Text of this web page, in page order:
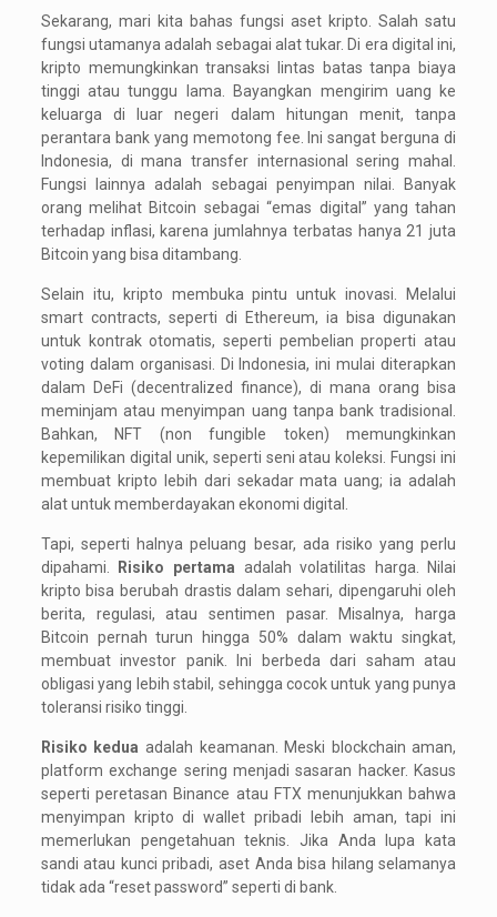
Sekarang, mari kita bahas fungsi aset kripto. Salah satu
fungsi utamanya adalah sebagai alat tukar. Di era digital ini,
kripto memungkinkan transaksi lintas batas tanpa biaya
tinggi atau tunggu lama. Bayangkan mengirim uang ke
keluarga di luar negeri dalam hitungan menit, tanpa
perantara bank yang memotong fee. Ini sangat berguna di
Indonesia, di mana transfer internasional sering mahal.
Fungsi lainnya adalah sebagai penyimpan nilai. Banyak
orang melihat Bitcoin sebagai “emas digital” yang tahan
terhadap inflasi, karena jumlahnya terbatas hanya 21 juta
Bitcoin yang bisa ditambang.
Selain itu, kripto membuka pintu untuk inovasi. Melalui
smart contracts, seperti di Ethereum, ia bisa digunakan
untuk kontrak otomatis, seperti pembelian properti atau
voting dalam organisasi. Di Indonesia, ini mulai diterapkan
dalam DeFi (decentralized finance), di mana orang bisa
meminjam atau menyimpan uang tanpa bank tradisional.
Bahkan, NFT (non fungible token) memungkinkan
kepemilikan digital unik, seperti seni atau koleksi. Fungsi ini
membuat kripto lebih dari sekadar mata uang; ia adalah
alat untuk memberdayakan ekonomi digital.
Tapi, seperti halnya peluang besar, ada risiko yang perlu
dipahami.
Risiko pertama adalah volatilitas harga. Nilai
kripto bisa berubah drastis dalam sehari, dipengaruhi oleh
berita, regulasi, atau sentimen pasar. Misalnya, harga
Bitcoin pernah turun hingga 50% dalam waktu singkat,
membuat investor panik. Ini berbeda dari saham atau
obligasi yang lebih stabil, sehingga cocok untuk yang punya
toleransi risiko tinggi.
Risiko kedua adalah keamanan. Meski blockchain aman,
platform exchange sering menjadi sasaran hacker. Kasus
seperti peretasan Binance atau FTX menunjukkan bahwa
menyimpan kripto di wallet pribadi lebih aman, tapi ini
memerlukan pengetahuan teknis. Jika Anda lupa kata
sandi atau kunci pribadi, aset Anda bisa hilang selamanya
tidak ada “reset password” seperti di bank.